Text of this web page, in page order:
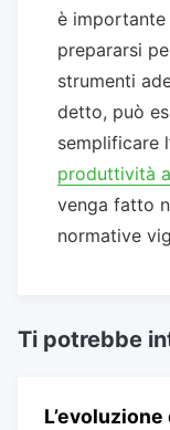
è importante
prepararsi
strumenti
detto, può
semplificare
produttività
venga fatto
normative
Ti potrebbe